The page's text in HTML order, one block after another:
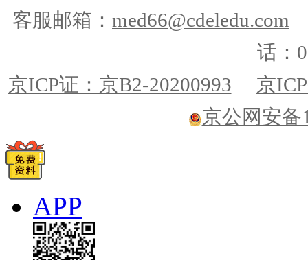
客服邮箱： med66@cdeledu.com
话：
京ICP证：京B2-20200993
京
京公网安备
APP